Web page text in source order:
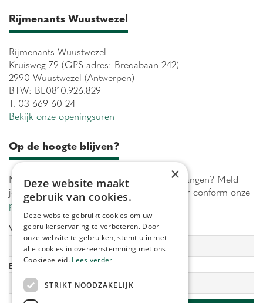
Rijmenants Wuustwezel
Rijmenants Wuustwezel
Kruisweg 79 (GPS-adres: Bredabaan 242)
2990 Wuustwezel (Antwerpen)
BTW: BE0810.926.829
T. 03 669 60 24
Bekijk onze openingsuren
Op de hoogte blijven?
Maximaal 1 keer per week onze acties ontvangen? Meld
je aan! Wij verwerken jouw gegevens secuur conform onze
privacy policy.
Voornaam: Achternaam:
E-mailadres:
×
Deze website maakt
gebruik van cookies.
Deze website gebruikt cookies om uw
gebruikerservaring te verbeteren. Door
onze website te gebruiken, stemt u in met
alle cookies in overeenstemming met ons
Cookiebeleid. Lees verder
STRIKT NOODZAKELIJK